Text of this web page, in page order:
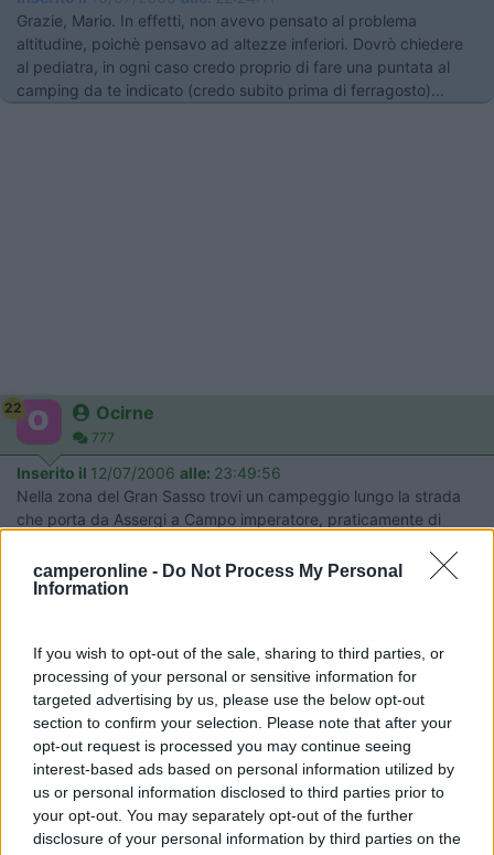
camperonline - Do Not Process My Personal
Information
If you wish to opt-out of the sale, sharing to third parties, or
processing of your personal or sensitive information for
targeted advertising by us, please use the below opt-out
section to confirm your selection. Please note that after your
opt-out request is processed you may continue seeing
interest-based ads based on personal information utilized by
us or personal information disclosed to third parties prior to
your opt-out. You may separately opt-out of the further
disclosure of your personal information by third parties on the
Grazie, Mario. In effetti, non avevo pensato al problema
altitudine, poichè pensavo ad altezze inferiori. Dovrò chiedere
al pediatra, in ogni caso credo proprio di fare una puntata al
camping da te indicato (credo subito prima di ferragosto)...
22 Ocirne
777
Inserito il 12/07/2006 alle: 23:49:56
Nella zona del Gran Sasso trovi un campeggio lungo la strada
che porta da Assergi a Campo imperatore, praticamente di
hai problemi di bambini piccoli, non è molto attrezzato ed è un
po' isolato perchè gli unici vicini sono i bar della funivia. Enrico
17
Inserito il13/07/2006 alle:12:52:53
Per Alfredo, ciao scusa, sono di Siena, partiamo sabato per la
puglia e vorremmo far tappa per la cena dalle tue parti, mi sai
mica indicare un posto per far sgranchire le gambe ai bambini
un paio d'ore? Grazie Patrizia
alfredo
961